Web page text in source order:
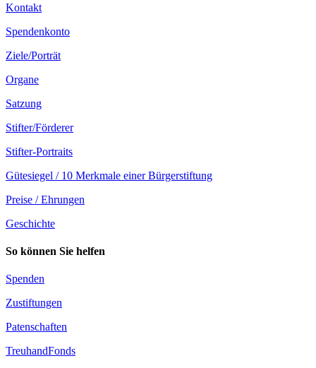
Kontakt
Spendenkonto
Ziele/Porträt
Organe
Satzung
Stifter/Förderer
Stifter-Portraits
Gütesiegel / 10 Merkmale einer Bürgerstiftung
Preise / Ehrungen
Geschichte
So können Sie helfen
Spenden
Zustiftungen
Patenschaften
TreuhandFonds